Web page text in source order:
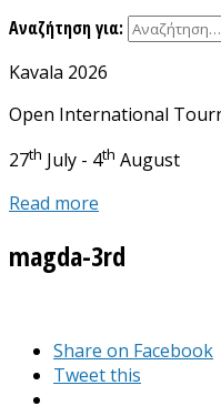
Αναζήτηση για:
Kavala 2026
Open International
27th July - 4th August
Read more
magda-3rd
Share on Facebook
Tweet this